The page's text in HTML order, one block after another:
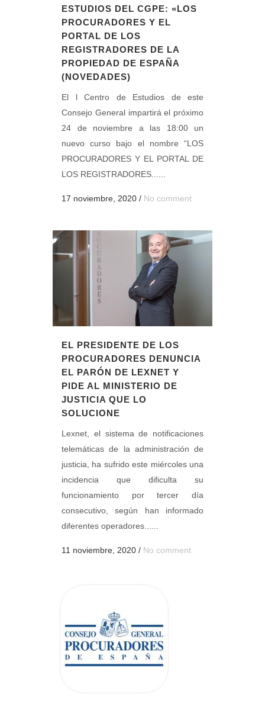
ESTUDIOS DEL CGPE: «LOS
PROCURADORES Y EL
PORTAL DE LOS
REGISTRADORES DE LA
PROPIEDAD DE ESPAÑA
(NOVEDADES)
El l Centro de Estudios de este
Consejo General impartirá el próximo
24 de noviembre a las 18:00 un
nuevo curso bajo el nombre “LOS
PROCURADORES Y EL PORTAL DE
LOS REGISTRADORES......
17 noviembre, 2020 / No comment
EL PRESIDENTE DE LOS
PROCURADORES DENUNCIA
EL PARÓN DE LEXNET Y
PIDE AL MINISTERIO DE
JUSTICIA QUE LO
SOLUCIONE
Lexnet, el sistema de notificaciones
telemáticas de la administración de
justicia, ha sufrido este miércoles una
incidencia que dificulta su
funcionamiento por tercer día
consecutivo, según han informado
diferentes operadores......
11 noviembre, 2020 / No comment